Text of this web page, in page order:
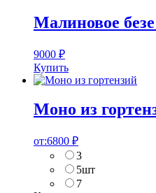
Малиновое
9000 ₽
Купить
Моно из
от:6800 ₽
3
5шт
7